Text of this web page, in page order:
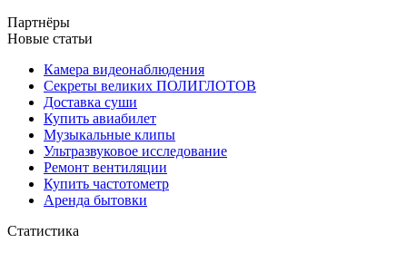
Партнёры
Новые статьи
Камера видеонаблюдения
Секреты великих ПОЛИГЛОТОВ
Доставка суши
Купить авиабилет
Музыкальные клипы
Ультразвуковое исследование
Ремонт вентиляции
Купить частотометр
Аренда бытовки
Статистика